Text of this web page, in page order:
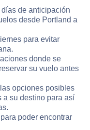
de anticipación
desde Portland a
para evitar
donde se
su vuelo antes
opciones posibles
a su destino para así
poder encontrar